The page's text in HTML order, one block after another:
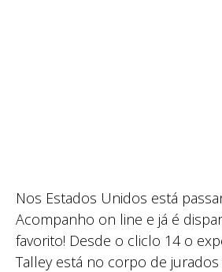
Nos Estados Unidos está
Acompanho on line e já é
favorito! Desde o cliclo 14 o
Talley está no corpo de